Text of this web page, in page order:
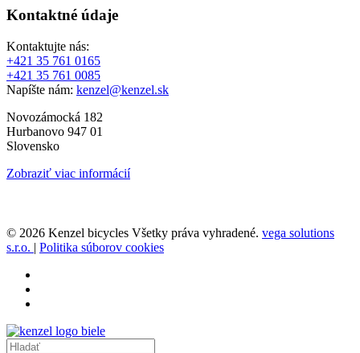
Kontaktné údaje
Kontaktujte nás:
+421 35 761 0165
+421 35 761 0085
Napíšte nám: kenzel@kenzel.sk
Novozámocká 182
Hurbanovo 947 01
Slovensko
Zobraziť viac informácií
© 2026 Kenzel bicycles Všetky práva vyhradené. vega solutions
s.r.o. | Politika súborov cookies